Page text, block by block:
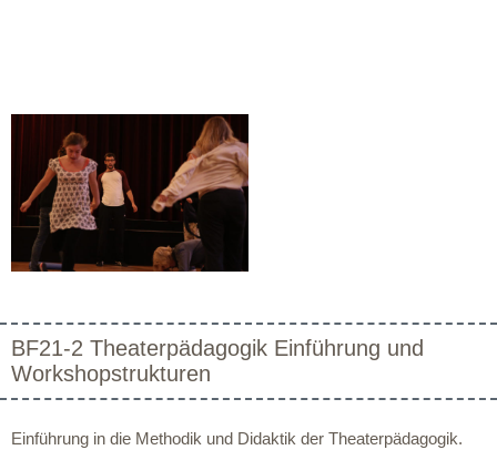
BF21-2 Theaterpädagogik Einführung und
Workshopstrukturen
Einführung in die Methodik und Didaktik der Theaterpädagogik.